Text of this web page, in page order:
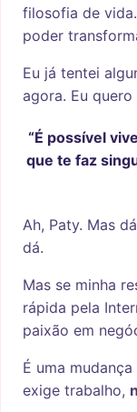
filosofia de
poder
Eu já tentei
agora. Eu
“É possível
que te faz
Ah, Paty. Mas
dá.
Mas se minha
rápida pela
paixão em
É uma
exige trabalho,